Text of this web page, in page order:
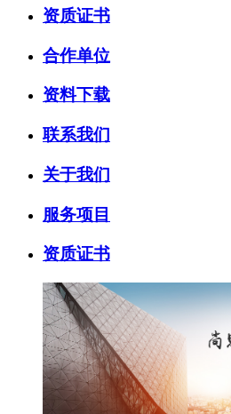
资质证书
合作单位
资料下载
联系我们
关于我们
服务项目
资质证书